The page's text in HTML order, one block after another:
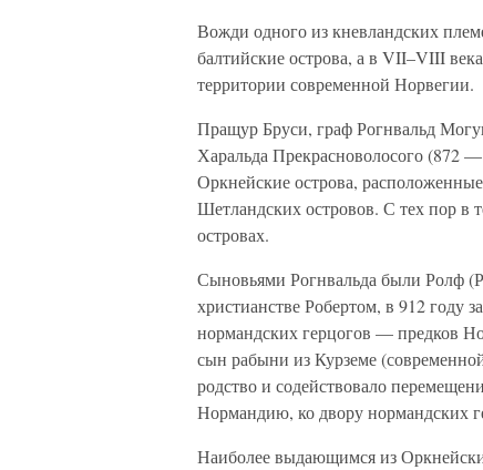
Вожди одного из кневландских
балтийские острова, а в VII–VIII
территории современной Норвегии.
Пращур Бруси, граф Рогнвальд
Харальда Прекрасноволосого (872
Оркнейские острова,
Шетландских островов. С тех пор в
островах.
Сыновьями Рогнвальда были Ролф
христианстве Робертом, в 912 году
нормандских герцогов — предков
сын рабыни из Курземе
родство и содействовало
Нормандию, ко двору нормандских
Наиболее выдающимся из